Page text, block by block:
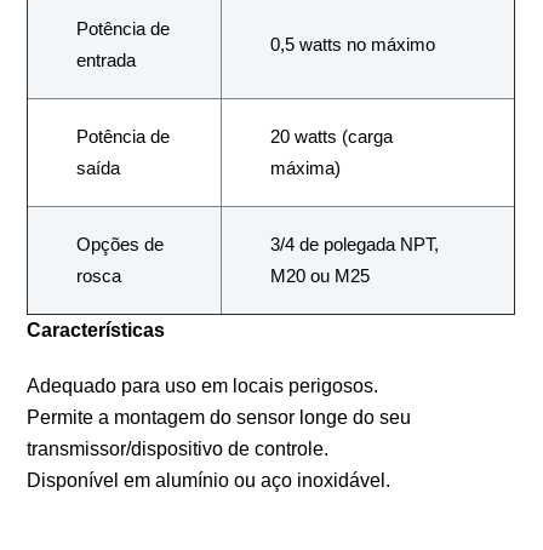
Potência de
entrada
0,5 watts no máximo
Potência de
saída
20 watts (carga
máxima)
Opções de
rosca
3/4 de polegada NPT,
M20 ou M25
Características
Adequado para uso em locais perigosos.
Permite a montagem do sensor longe do seu
transmissor/dispositivo de controle.
Disponível em alumínio ou aço inoxidável.